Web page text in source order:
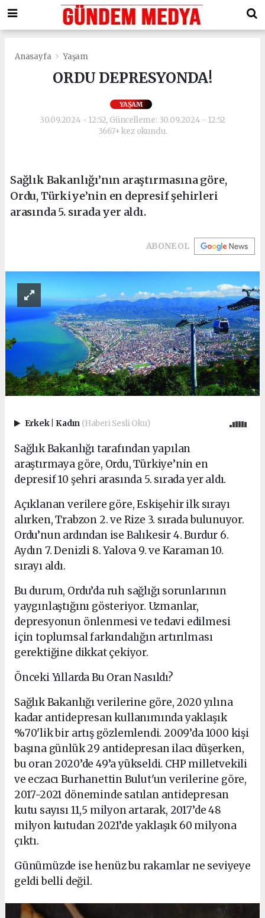
Anasayfa Yaşam
ORDU DEPRESYONDA!
YAŞAM
30.09.2024 - 12:52, Güncelleme: 30.09.2024 - 12:52
3667+ kez okundu.
Sağlık Bakanlığı’nın araştırmasına göre,
Ordu, Türkiye’nin en depresif şehirleri
arasında 5. sırada yer aldı.
ABONE OL
Erkek Kadın (Haberi Sesli Oku)
Sağlık Bakanlığı tarafından yapılan
araştırmaya göre, Ordu, Türkiye’nin en
depresif 10 şehri arasında 5. sırada yer aldı.
Açıklanan verilere göre, Eskişehir ilk sırayı
alırken, Trabzon 2. ve Rize 3. sırada bulunuyor.
Ordu’nun ardından ise Balıkesir 4. Burdur 6.
Aydın 7. Denizli 8. Yalova 9. ve Karaman 10.
sırayı aldı.
Bu durum, Ordu’da ruh sağlığı sorunlarının
yaygınlaştığını gösteriyor. Uzmanlar,
depresyonun önlenmesi ve tedavi edilmesi
için toplumsal farkındalığın artırılması
gerektiğine dikkat çekiyor.
Önceki Yıllarda Bu Oran Nasıldı?
Sağlık Bakanlığı verilerine göre, 2020 yılına
kadar antidepresan kullanımında yaklaşık
%70'lik bir artış gözlemlendi. 2009’da 1000 kişi
başına günlük 29 antidepresan ilacı düşerken,
bu oran 2020’de 49’a yükseldi. CHP milletvekili
ve eczacı Burhanettin Bulut'un verilerine göre,
2017-2021 döneminde satılan antidepresan
kutu sayısı 11,5 milyon artarak, 2017’de 48
milyon kutudan 2021’de yaklaşık 60 milyona
çıktı.
Günümüzde ise henüz bu rakamlar ne seviyeye
geldi belli değil.